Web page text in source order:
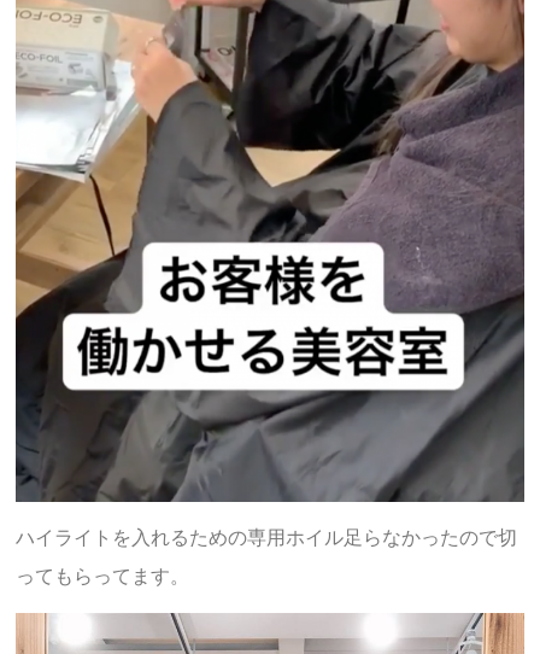
ハイライトを入れるための専用ホイル足らなかったので切
ってもらってます。